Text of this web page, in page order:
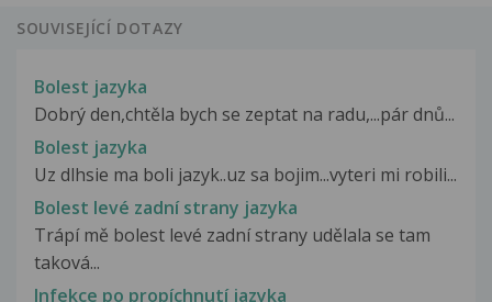
SOUVISEJÍCÍ DOTAZY
Bolest jazyka
Dobrý den,chtěla bych se zeptat na radu,...pár dnů...
Bolest jazyka
Uz dlhsie ma boli jazyk..uz sa bojim...vyteri mi robili...
Bolest levé zadní strany jazyka
Trápí mě bolest levé zadní strany udělala se tam
taková...
Infekce po propíchnutí jazyka